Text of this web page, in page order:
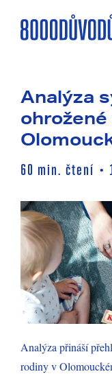
Analýza
60 min. čtení •
Analýza přináší
rodiny v